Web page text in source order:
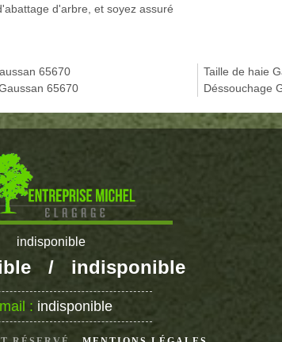
d'arbre, et soyez assuré
65670
65670
Taille de haie
Déssouchage
indisponible
/ indisponible
: indisponible